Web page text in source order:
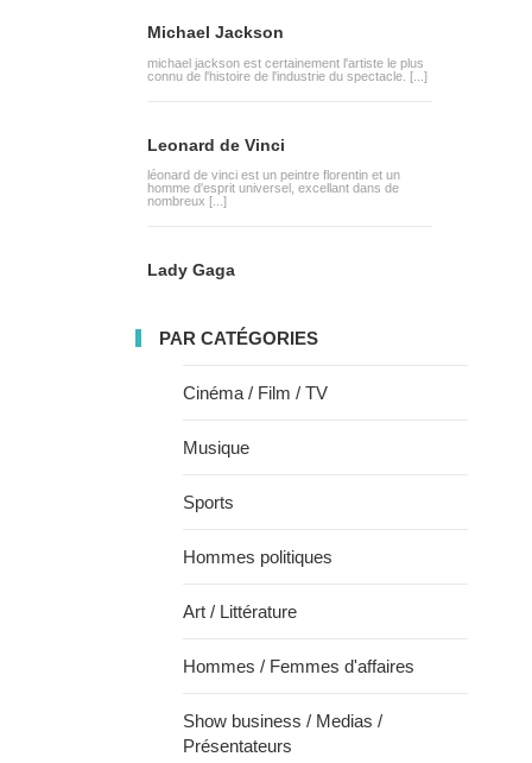
Michael Jackson
michael jackson est certainement l'artiste le plus
connu de l'histoire de l'industrie du spectacle. [...]
Leonard de Vinci
léonard de vinci est un peintre florentin et un
homme d'esprit universel, excellant dans de
nombreux [...]
Lady Gaga
PAR CATÉGORIES
Cinéma / Film / TV
Musique
Sports
Hommes politiques
Art / Littérature
Hommes / Femmes d'affaires
Show business / Medias /
Présentateurs